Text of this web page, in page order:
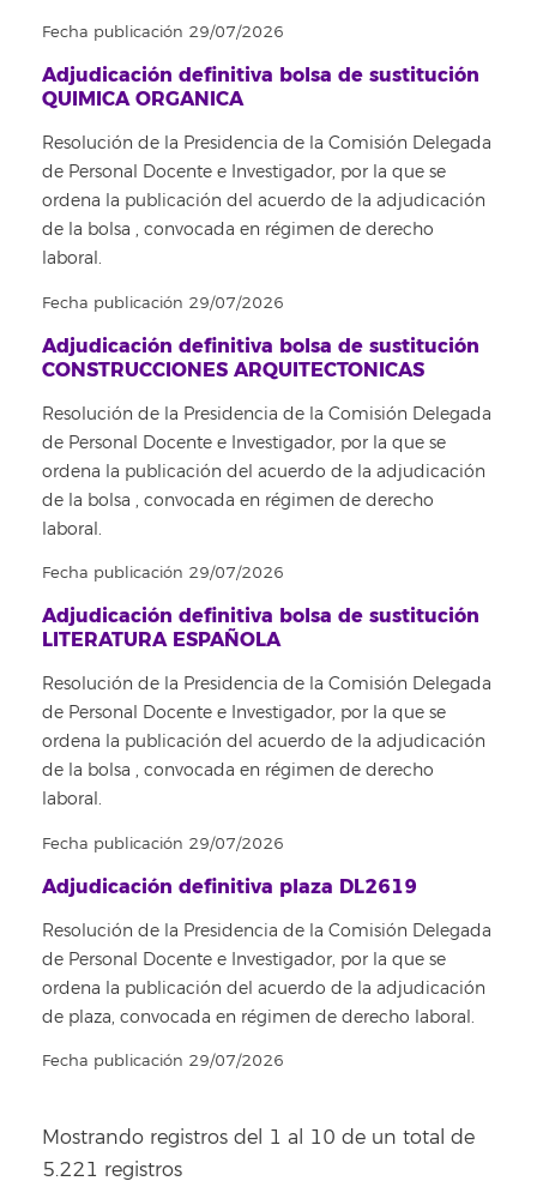
Fecha publicación 29/07/2026
Adjudicación definitiva bolsa de sustitución
QUIMICA ORGANICA
Resolución de la Presidencia de la Comisión Delegada
de Personal Docente e Investigador, por la que se
ordena la publicación del acuerdo de la adjudicación
de la bolsa , convocada en régimen de derecho
laboral.
Fecha publicación 29/07/2026
Adjudicación definitiva bolsa de sustitución
CONSTRUCCIONES ARQUITECTONICAS
Resolución de la Presidencia de la Comisión Delegada
de Personal Docente e Investigador, por la que se
ordena la publicación del acuerdo de la adjudicación
de la bolsa , convocada en régimen de derecho
laboral.
Fecha publicación 29/07/2026
Adjudicación definitiva bolsa de sustitución
LITERATURA ESPAÑOLA
Resolución de la Presidencia de la Comisión Delegada
de Personal Docente e Investigador, por la que se
ordena la publicación del acuerdo de la adjudicación
de la bolsa , convocada en régimen de derecho
laboral.
Fecha publicación 29/07/2026
Adjudicación definitiva plaza DL2619
Resolución de la Presidencia de la Comisión Delegada
de Personal Docente e Investigador, por la que se
ordena la publicación del acuerdo de la adjudicación
de plaza, convocada en régimen de derecho laboral.
Fecha publicación 29/07/2026
Mostrando registros del 1 al 10 de un total de
5.221 registros